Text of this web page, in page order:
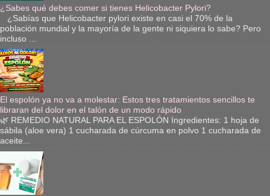
¿Sabes qué debes comer si tienes Helicobacter Pylori?
¿Sabías que Helicobacter pylori existe en casi el 70% de la
población mundial y la mayoría de la gente ni siquiera lo sabe? Pero
incluso ...
El espolón ya no va a molestar: Estos tres tratamientos sencillos te
libraran del dolor en el talón de un modo rápido
🌿 REMEDIO NATURAL PARA EL ESPOLÓN Ingredientes: 1 hoja de
sábila (aloe vera) 1 cucharada de cúrcuma en polvo 1 cucharada de
aceite...